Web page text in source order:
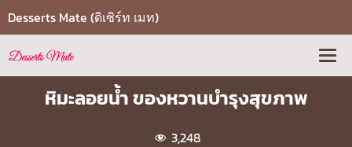
Desserts Mate (ดิเซิร์ท เมท)
หิมะลอยน้ำ ของหวานบำรุงสุขภาพ
3,248